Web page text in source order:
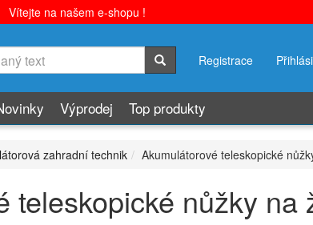
Vítejte na našem e-shopu !
Registrace
Výprodej Top produkty
zahradní technik Akumulátorové teleskopické
teleskopické nůžky na